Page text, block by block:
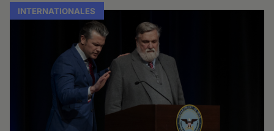
INTERNATIONALES